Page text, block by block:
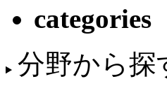
categories
分野から探